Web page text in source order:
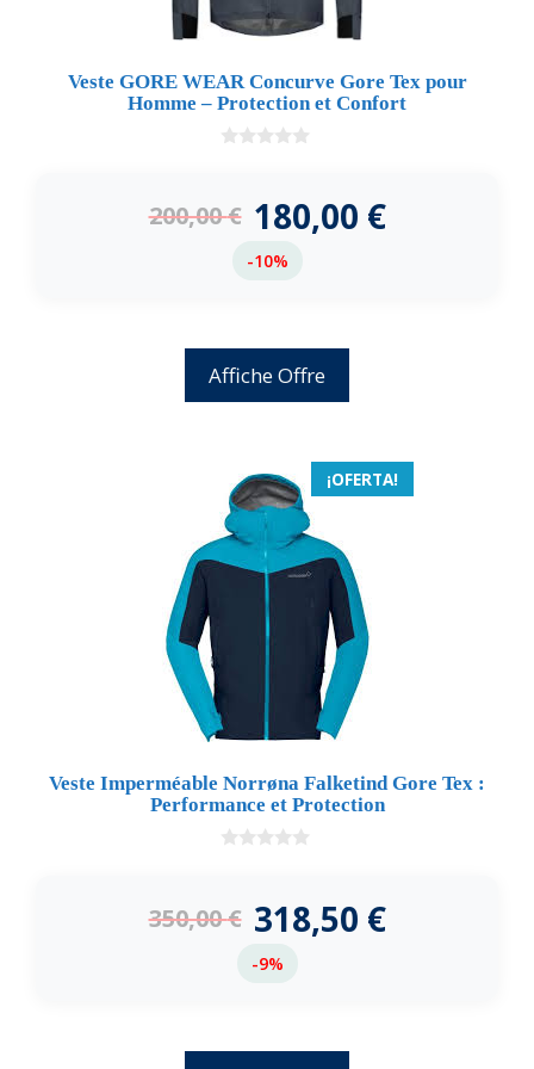
Veste GORE WEAR Concurve Gore Tex pour
Homme – Protection et Confort
5
200,00€ 180,00 €
-10%
Affiche Offre
¡OFERTA!
Veste Imperméable Norrøna Falketind Gore Tex :
Performance et Protection
5
350,00€ 318,50 €
-9%